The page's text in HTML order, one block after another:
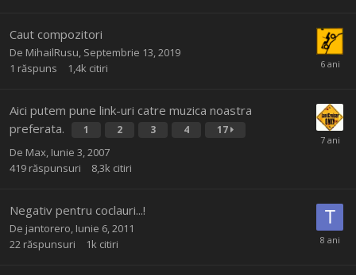
Caut compozitori
De MihailRusu Septembrie 13, 2019
1 răspuns 1,4k citiri
Aici putem pune link-uri catre muzica noastra
preferata.
1 2 3 4 17
De Max Iunie 3, 2007
419 răspunsuri 8,3k citiri
Negativ pentru coclauri...!
De jantorero Iunie 6, 2011
22 răspunsuri 1k citiri